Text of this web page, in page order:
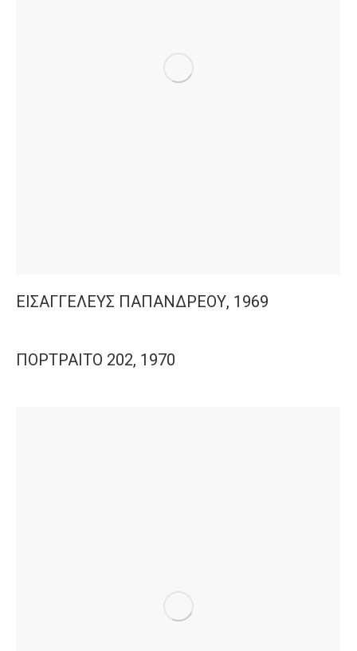
ΕΙΣΑΓΓΕΛΕΥΣ ΠΑΠΑΝΔΡΕΟΥ, 1969
ΠΟΡΤΡΑΙΤΟ 202, 1970